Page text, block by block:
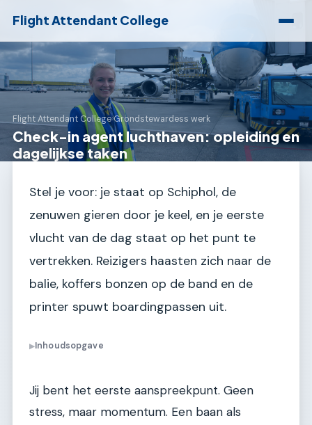
Flight Attendant College
Flight Attendant College›Grondstewardess werk
Check-in agent luchthaven: opleiding en
dagelijkse taken
Stel je voor: je staat op Schiphol, de
zenuwen gieren door je keel, en je eerste
vlucht van de dag staat op het punt te
vertrekken. Reizigers haasten zich naar de
balie, koffers bonzen op de band en de
printer spuwt boardingpassen uit.
▶Inhoudsopgave
Jij bent het eerste aanspreekpunt. Geen
stress, maar momentum. Een baan als